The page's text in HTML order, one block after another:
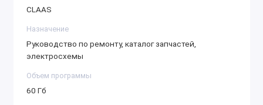
Полные руководства по эксплуатации и
CLAAS
Назначение
Руководство по ремонту, каталог запчастей,
электросхемы
Объем программы
60 Гб